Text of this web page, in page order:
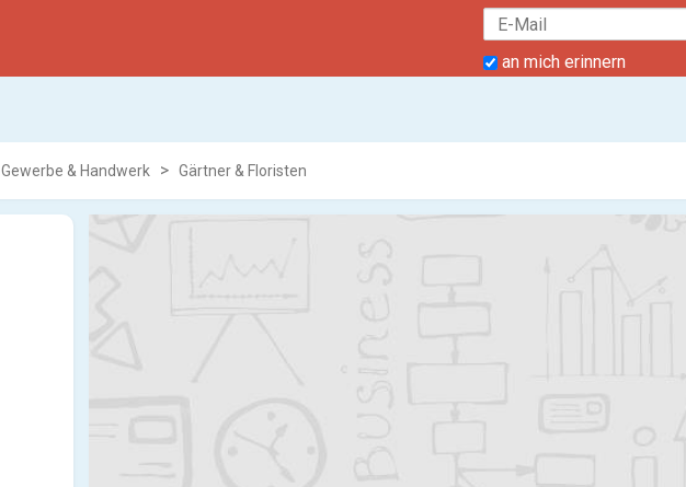
an mich erinnern
Gewerbe & Handwerk Gärtner & Floristen